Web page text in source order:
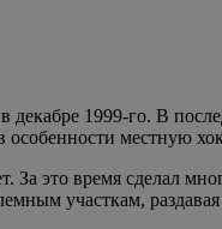
1999-го. В
местную
это время сделал
участкам,